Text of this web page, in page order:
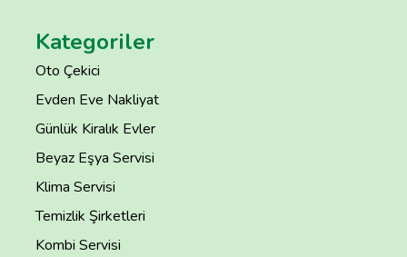
Kategoriler
Oto Çekici
Evden Eve Nakliyat
Günlük Kiralık Evler
Beyaz Eşya Servisi
Klima Servisi
Temizlik Şirketleri
Kombi Servisi